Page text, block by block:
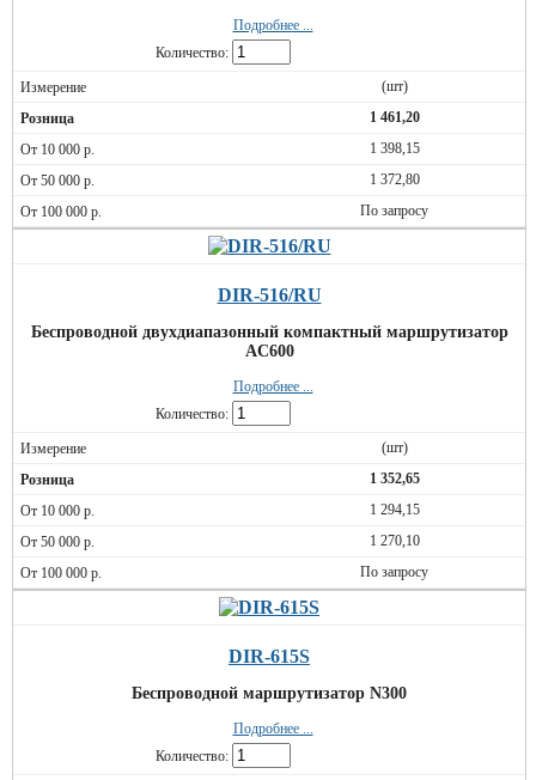
Подробнее ...
Количество:
(шт)
1 461,20
1 398,15
1 372,80
По запросу
DIR-516/RU
Беспроводной двухдиапазонный компактный маршрутизатор
AC600
Подробнее ...
Количество:
(шт)
1 352,65
1 294,15
1 270,10
По запросу
DIR-615S
Беспроводной маршрутизатор N300
Подробнее ...
Количество: